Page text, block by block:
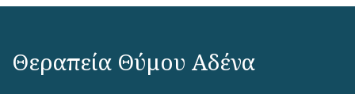
Θεραπεία Θύμου Αδένα